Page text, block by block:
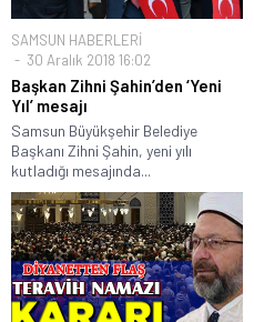
SAMSUN HABERLERİ
30 Aralık 2018 16:02
Başkan Zihni Şahin’den ‘Yeni
Yıl’ mesajı
Samsun Büyükşehir Belediye
Başkanı Zihni Şahin, yeni yılı
kutladığı mesajında...